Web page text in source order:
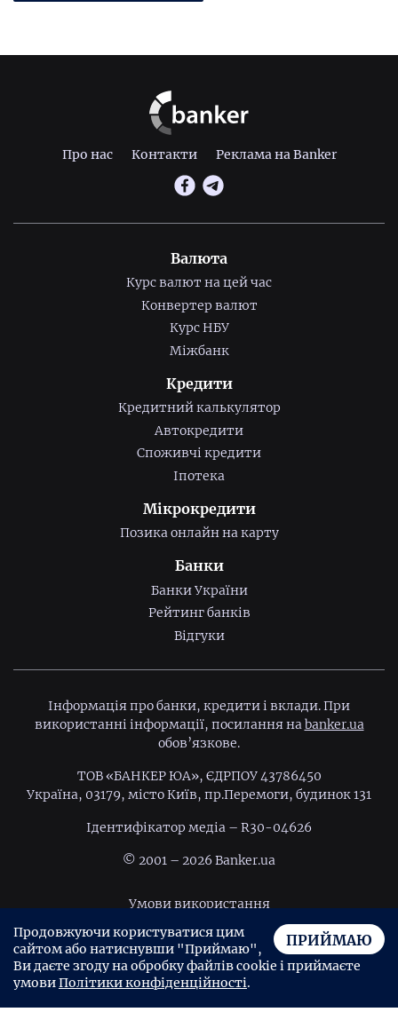
Про нас Контакти Реклама на Banker
Валюта
Курс валют на цей час
Конвертер валют
Курс НБУ
Міжбанк
Кредити
Кредитний калькулятор
Автокредити
Споживчі кредити
Іпотека
Мікрокредити
Позика онлайн на карту
Банки
Банки України
Рейтинг банків
Відгуки
Інформація про банки, кредити і вклади. При
використанні інформації, посилання на banker.ua
обов’язкове.
ТОВ «БАНКЕР ЮА», ЄДРПОУ 43786450
Україна, 03179, місто Київ, пр.Перемоги, будинок 131
Ідентифiкатор медiа – R30-04626
© 2001 – 2026 Banker.ua
Умови використання
Політика конфіденційності
Угода користувача
ПРИЙМАЮ
Продовжуючи користуватися цим
сайтом або натиснувши "Приймаю",
Ви даєте згоду на обробку файлів cookie і приймаєте
умовиПолітики конфіденційності.